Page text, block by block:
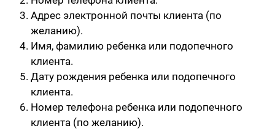
Адрес электронной почты клиента (по
желанию).
Имя, фамилию ребенка или подопечного
клиента.
Дату рождения ребенка или подопечного
клиента.
Номер телефона ребенка или подопечного
клиента (по желанию).